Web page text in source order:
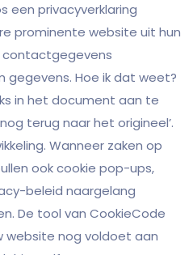
een privacyverklaring
prominente website uit hun
contactgegevens
gegevens. Hoe ik dat weet?
in het document aan te
terug naar het origineel’.
Wanneer zaken op
ook cookie pop-ups,
beleid naargelang
De tool van CookieCode
website nog voldoet aan